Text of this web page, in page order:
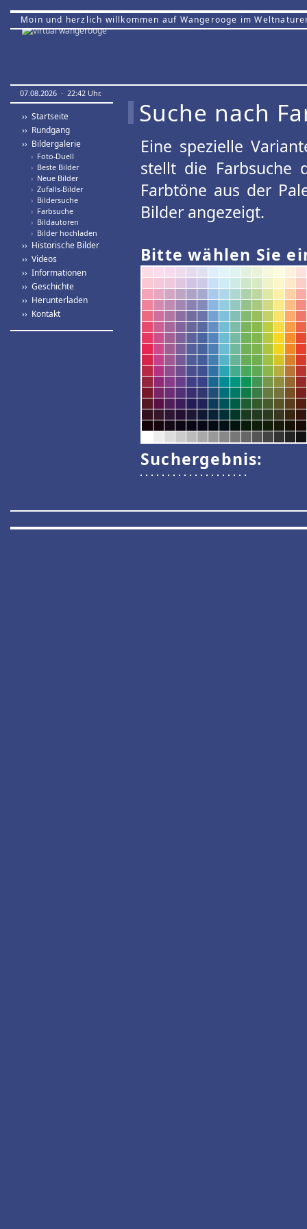
Moin und herzlich willkommen auf Wangerooge im
07.08.2026 · 22:42 Uhr.
›› Startseite
›› Rundgang
›› Bildergalerie
› Foto-Duell
› Beste Bilder
› Neue Bilder
› Zufalls-Bilder
› Bildersuche
› Farbsuche
› Bildautoren
› Bilder hochladen
›› Historische Bilder
›› Videos
›› Informationen
›› Geschichte
›› Herunterladen
›› Kontakt
Suche nach
Eine spezielle
stellt die Farbsuche
Farbtöne aus der
Bilder angezeigt.
Bitte wählen Sie
Suchergebnis: